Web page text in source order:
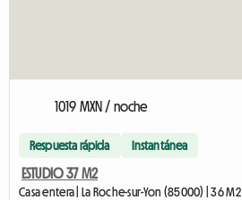
1019 MXN / noche
Respuesta rápida Instantánea
ESTUDIO 37 M2
Casa entera | La Roche-sur-Yon (85000) | 36 M2